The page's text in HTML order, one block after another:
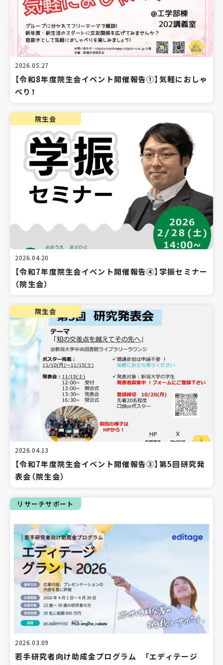
2026.05.27
【令和8年度院生会イベント開催報告①】気軽におしゃ
べり！
院生会
2026.04.20
【令和7年度院生会イベント開催報告④】学振セミナー
（院生会）
院生会
2026.04.13
【令和7年度院生会イベント開催報告③】第5回研究発
表会（院生会）
リサーチサポート
2026.03.09
若手研究者向け助成金プログラム 「エディテージ